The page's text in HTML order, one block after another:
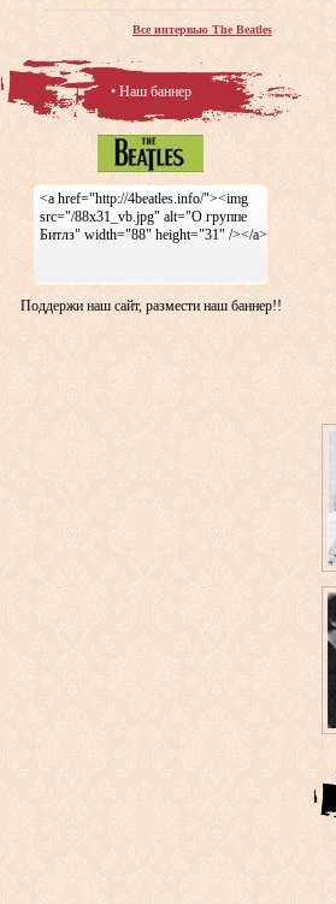
Все интервью The Beatles
• Наш баннер
<a href="http://4beatles.info/"><img
src="/88x31_vb.jpg" alt="О группе
Битлз" width="88" height="31" /></a>
Поддержи наш сайт, размести наш баннер!!